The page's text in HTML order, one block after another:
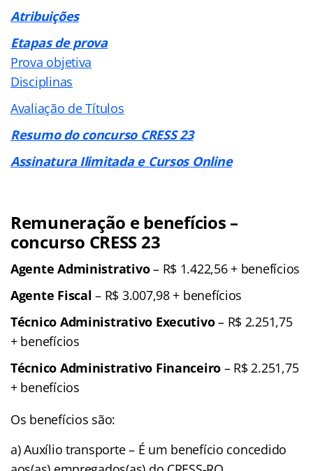
Atribuições
Etapas de prova
Prova objetiva
Disciplinas
Avaliação de Títulos
Resumo do concurso CRESS 23
Assinatura Ilimitada e Cursos Online
Remuneração e benefícios –
concurso CRESS 23
Agente Administrativo– R$ 1.422,56 + benefícios
Agente Fiscal– R$ 3.007,98 + benefícios
Técnico Administrativo Executivo– R$ 2.251,75
+ benefícios
Técnico Administrativo Financeiro – R$ 2.251,75
+ benefícios
Os benefícios são:
a) Auxílio transporte – É um benefício concedido